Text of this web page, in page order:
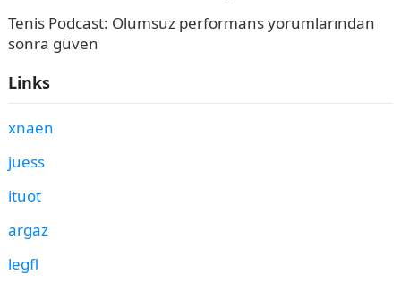
Tenis Podcast: Olumsuz performans yorumlarından
sonra güven
Links
xnaen
juess
ituot
argaz
legfl